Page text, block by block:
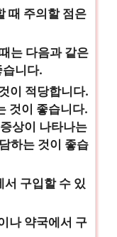
때 주의할 점은
는 다음과 같은
니다.
이 적당합니다.
것이 좋습니다.
상이 나타나는
하는 것이 좋습
서 구입할 수 있
나 약국에서 구